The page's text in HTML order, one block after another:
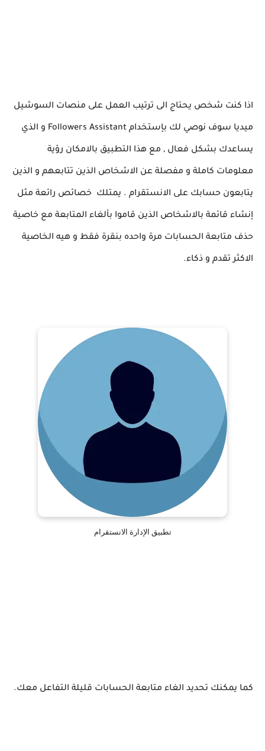
اذا كنت شخص يحتاج الى ترتيب العمل على منصات السوشيل
ميديا سوف نوصي لك بإستخدام Followers Assistant و الذي
يساعدك بشكل فعال , مع هذا التطبيق بالامكان رؤية
معلومات كاملة و مفصلة عن الاشخاص الذين تتابعهم و الذين
يتابعون حسابك على الانستقرام . يمتلك خصائص رائعة مثل
إنشاء قائمة بالاشخاص الذين قاموا بألغاء المتابعة مع خاصية
حذف متابعة الحسابات مرة واحده بنقرة فقط و هيه الخاصية
الاكثر تقدم و ذكاء.
تطبيق الإدارة الانستقرام
كما يمكنك تحديد الغاء متابعة الحسابات قليلة التفاعل معك.